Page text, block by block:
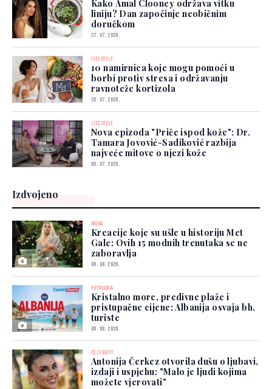
Kako Amal Clooney održava vitku
liniju? Dan započinje neobičnim
doručkom
27. 07. 2026.
LIFESTYLE
10 namirnica koje mogu pomoći u
borbi protiv stresa i održavanju
ravnoteže kortizola
20. 07. 2026.
LIFESTYLE
Nova epizoda "Priče ispod kože": Dr.
Tamara Jovović-Sadiković razbija
najveće mitove o njezi kože
05. 07. 2026.
Izdvojeno
MODA
Kreacije koje su ušle u historiju Met
Gale: Ovih 15 modnih trenutaka se ne
zaboravlja
06. 08. 2026.
PUTOVANJA
Kristalno more, predivne plaže i
pristupačne cijene: Albanija osvaja bh.
turiste
06. 08. 2026.
CELEBRITY
Antonija Čerkez otvorila dušu o ljubavi,
izdaji i uspjehu: "Malo je ljudi kojima
možete vjerovati"